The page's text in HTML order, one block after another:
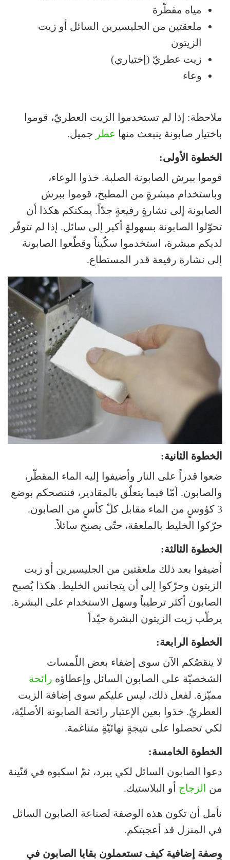
مياه مقطّرة
ملعقتين من الجليسيرين السائل أو زيت
الزيتون
زيت عطريّ (إختياري)
وعاء
ملاحظة: إذا لم تستخدموا الزيت العطريّ، قوموا
باختيار صابونة ينبعث منها عطر جميل.
الخطوة الأولى:
قوموا ببرش الصابونة الصلبة. خذوا الوعاء،
وباستخدام مبشرةٍ من المطبخ، قوموا ببرش
الصابونة إلى نشارةٍ رفيعةٍ جدّاً. يمكنكم هكذا أن
تحوّلوا الصابونة بسهولةٍ أكبر إلى سائل. إذا لم تتوفّر
لديكم مبشرة، استخدموا سكّيناً وقطّعوا الصابونة
إلى نشارة رفيعة قدر المستطاع.
الخطوة الثانية:
ضعوا قدراً على النار وأضيفوا إليه الماء المقطّر،
والصابون. أمّا فيما يتعلّق بالمقادير، فننصحكم بوضع
3 كؤوسٍ من الماء مقابل كلّ كأسٍ من الصابون.
حرّكوا الخليط بالملعقة، حتّى يصبح سائلاً.
الخطوة الثالثة:
أضيفوا بعد ذلك ملعقتين من الجليسيرين أو زيت
الزيتون وحرّكوا إلى أن يتجانس الخليط. هكذا يُصبح
الصابون أكثر ترطيباً وسهل الاستخدام على البشرة.
يرطّب زيت الزيتون البشرة جيّداً
الخطوة الرابعة:
لا ينقصُكم الآن سوى إضفاء بعض اللّمسات
الشخصيّة على الصابون السائل وإعطاؤه رائحة
مميّزة. لفعل ذلك، ليس عليكم سوى إضافة الزيت
العطريّ. خذوا بعين الإعتبار رائحة الصابونة الأصليّة،
لكي تحصلوا على نتيجةٍ نهائيّةٍ متناغمة.
الخطوة الخامسة:
دعوا الصابون السائل لكي يبرد، ثمّ اسكبوه في قنّينة
من الزجاج أو البلاستيك.
نأمل أن تكون هذه الوصفة لصناعة الصابون السائل
في المنزل قد أعجبتكم.
وصفة إضافية كيف تستعملون بقايا الصابون في